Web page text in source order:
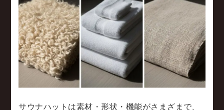
サウナハットは素材・形状・機能がさまざまで、